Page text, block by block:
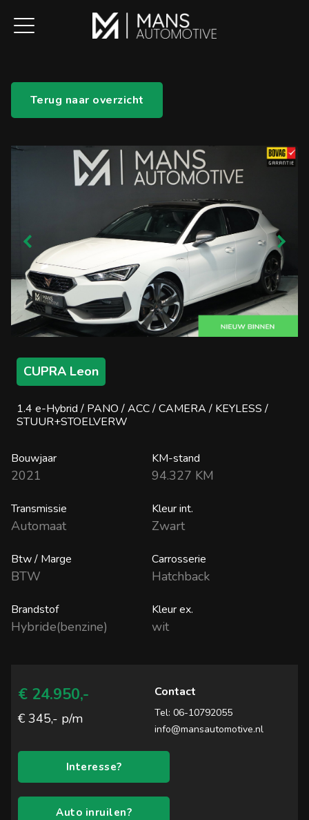
Terug naar overzicht
CUPRA Leon
1.4 e-Hybrid / PANO / ACC / CAMERA / KEYLESS /
STUUR+STOELVERW
Bouwjaar
2021
KM-stand
94.327 KM
Transmissie
Automaat
Kleur int.
Zwart
Btw / Marge
BTW
Carrosserie
Hatchback
Brandstof
Hybride(benzine)
Kleur ex.
wit
€ 24.950,-
€ 345,- p/m
Contact
Tel: 06-10792055
info@mansautomotive.nl
Interesse?
Auto inruilen?